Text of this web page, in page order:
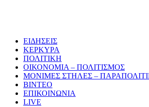
ΕΙΔΗΣΕΙΣ
ΚΕΡΚΥΡΑ
ΠΟΛΙΤΙΚΗ
ΟΙΚΟΝΟΜΙΑ – ΠΟΛΙΤΙΣΜΟΣ
ΜΟΝΙΜΕΣ ΣΤΗΛΕΣ –
ΒΙΝΤΕΟ
ΕΠΙΚΟΙΝΩΝΙΑ
LIVE